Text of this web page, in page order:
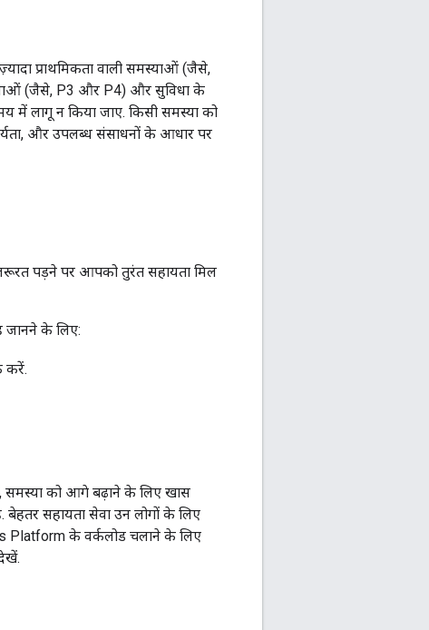
प्राथमिकता वाली समस्याओं (जैसे,
(जैसे, P3 और P4) और सुविधा के
में लागू न किया जाए. किसी समस्या को
और उपलब्ध संसाधनों के आधार पर
पड़ने पर आपको तुरंत सहायता मिल
जानने के लिए:
करें.
समस्या को आगे बढ़ाने के लिए खास
सहायता सेवा उन लोगों के लिए
Platform के वर्कलोड चलाने के लिए